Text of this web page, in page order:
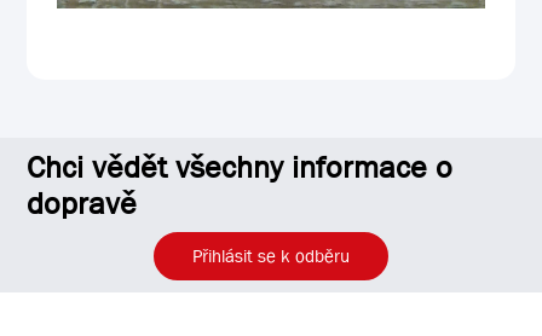
Chci vědět všechny informace o
dopravě
Přihlásit se k odběru